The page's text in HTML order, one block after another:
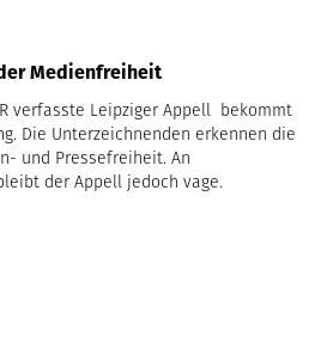
Medienfreiheit
verfasste Leipziger Appell bekommt
Die Unterzeichnenden erkennen die
und Pressefreiheit. An
der Appell jedoch vage.